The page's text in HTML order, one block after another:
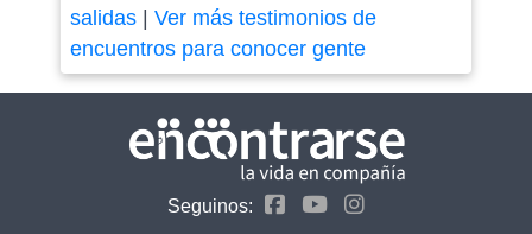
salidas| Ver más testimonios de
encuentros para conocer gente
Seguinos: